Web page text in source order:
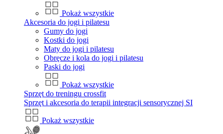
Pokaż wszystkie
Akcesoria do jogi i pilatesu
Gumy do jogi
Kostki do jogi
Maty do jogi i pilatesu
Obręcze i kola do jogi i pilatesu
Paski do jogi
Pokaż wszystkie
Sprzęt do treningu crossfit
Sprzęt i akcesoria do terapii integracji sensorycznej SI
Pokaż wszystkie